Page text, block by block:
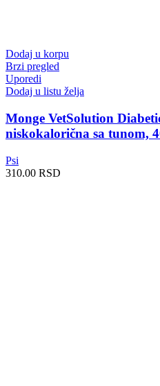
Dodaj u korpu
Brzi pregled
Uporedi
Dodaj u listu želja
Monge VetSolution
niskokalorična sa tunom,
Psi
310.00 RSD